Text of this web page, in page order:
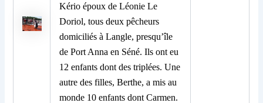
Kério époux de Léonie Le
Doriol, tous deux pêcheurs
domiciliés à Langle, presqu’île
de Port Anna en Séné. Ils ont eu
12 enfants dont des triplées. Une
autre des filles, Berthe, a mis au
monde 10 enfants dont Carmen.